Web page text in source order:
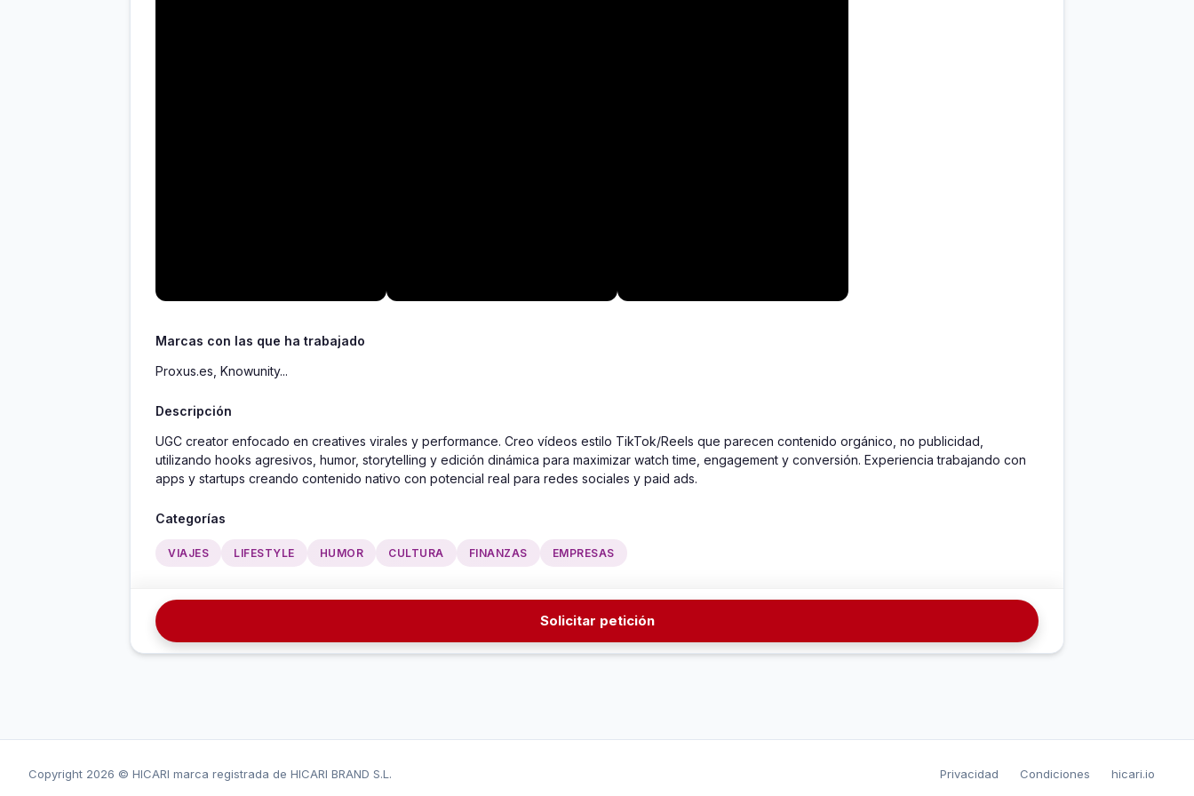
Marcas con las que ha trabajado
Proxus.es, Knowunity...
Descripción
UGC creator enfocado en creatives virales y performance. Creo vídeos estilo TikTok/Reels que parecen contenido orgánico, no publicidad,
utilizando hooks agresivos, humor, storytelling y edición dinámica para maximizar watch time, engagement y conversión. Experiencia trabajando con
apps y startups creando contenido nativo con potencial real para redes sociales y paid ads.
Categorías
VIAJES LIFESTYLE HUMOR CULTURA FINANZAS EMPRESAS
Solicitar petición
Copyright 2026 © HICARI marca registrada de HICARI BRAND S.L. Privacidad Condiciones hicari.io